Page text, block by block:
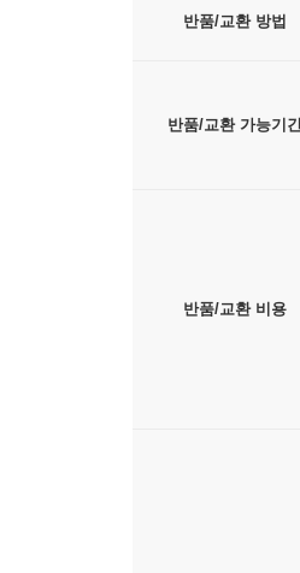
반품/교환 방법
반품/교환 가능기
반품/교환 비용